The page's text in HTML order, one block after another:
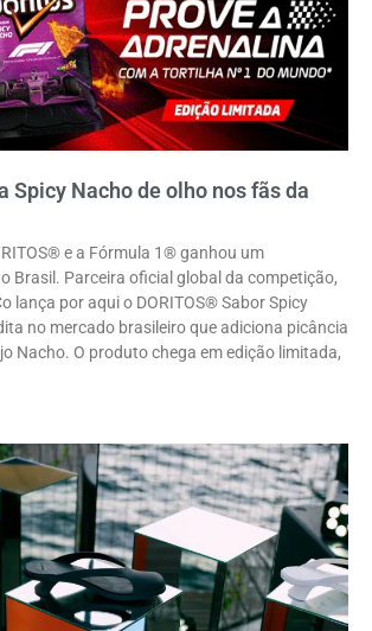
Spicy Nacho de olho nos fãs da
e a Fórmula 1® ganhou um
Brasil. Parceira oficial global da competição,
lança por aqui o DORITOS® Sabor Spicy
no mercado brasileiro que adiciona picância
Nacho. O produto chega em edição limitada,